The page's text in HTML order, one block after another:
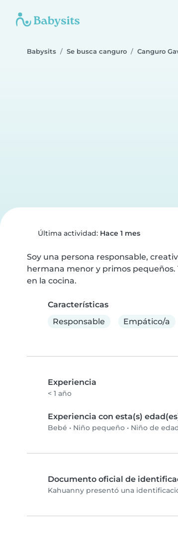
Babysits Se busca canguro Canguro
Última actividad: Hace 1 mes
Soy una persona responsable,
hermana menor y primos
en la cocina.
Características
Responsable
Empático/a
Experiencia
< 1 año
Experiencia con esta(s)
Bebé • Niño pequeño • Niño de
Documento oficial de
Kahuanny presentó una